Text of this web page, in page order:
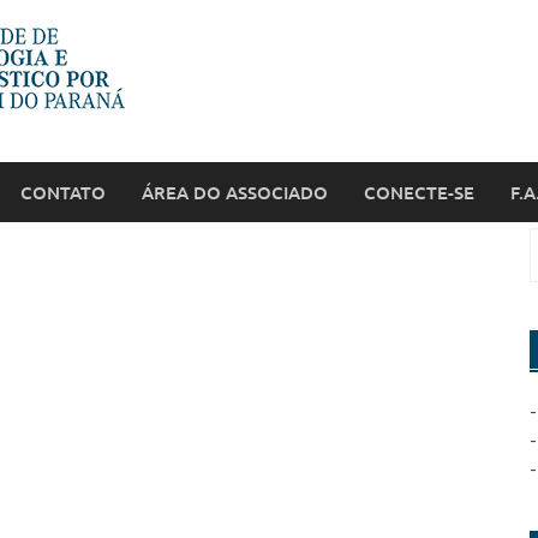
CONTATO ÁREA DO ASSOCIADO CONECTE-SE